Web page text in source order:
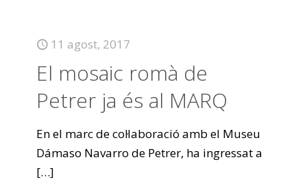
11 agost, 2017
El mosaic romà de
Petrer ja és al MARQ
En el marc de col·laboració amb el Museu
Dámaso Navarro de Petrer, ha ingressat a
[…]